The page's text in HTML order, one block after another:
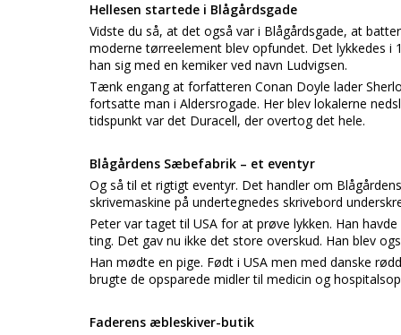
Hellesen startede i Blågårdsgade
Vidste du så, at det også var i Blågårdsgade, at
moderne tørreelement blev opfundet. Det lykkedes i
han sig med en kemiker ved navn Ludvigsen.
Tænk engang at forfatteren Conan Doyle lader
fortsatte man i Aldersrogade. Her blev lokalerne
tidspunkt var det Duracell, der overtog det hele.
Blågårdens Sæbefabrik – et eventyr
Og så til et rigtigt eventyr. Det handler om
skrivemaskine på undertegnedes skrivebord
Peter var taget til USA for at prøve lykken. Han
ting. Det gav nu ikke det store overskud. Han blev
Han mødte en pige. Født i USA men med danske
brugte de opsparede midler til medicin og
Faderens æbleskiver-butik